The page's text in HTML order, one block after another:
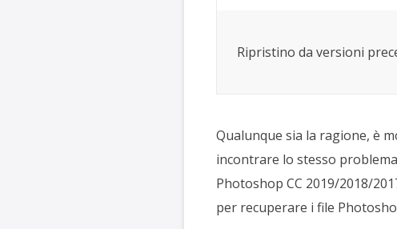
Ripristino da versioni
Qualunque sia la ragione, è
incontrare lo stesso
Photoshop CC 2019/2018/
per recuperare i file